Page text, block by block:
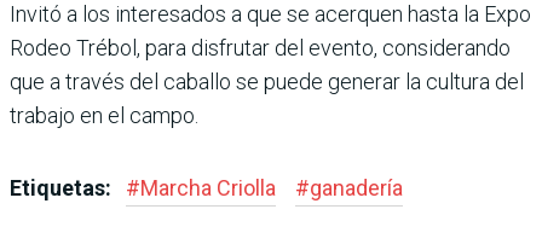
Invitó a los interesados a que se acerquen hasta la Expo
Rodeo Trébol, para disfrutar del evento, considerando
que a través del caballo se puede generar la cultura del
trabajo en el campo.
Etiquetas: #Marcha Criolla #ganadería